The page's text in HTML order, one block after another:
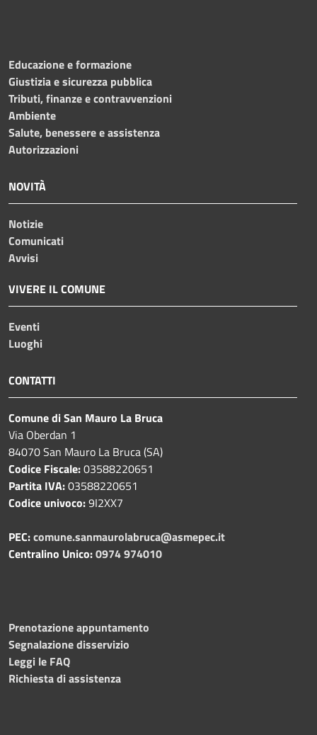
Educazione e formazione
Giustizia e sicurezza pubblica
Tributi, finanze e contravvenzioni
Ambiente
Salute, benessere e assistenza
Autorizzazioni
NOVITÀ
Notizie
Comunicati
Avvisi
VIVERE IL COMUNE
Eventi
Luoghi
CONTATTI
Comune di San Mauro La Bruca
Via Oberdan 1
84070 San Mauro La Bruca (SA)
Codice Fiscale:03588220651
Partita IVA:03588220651
Codice univoco:9I2XX7
PEC:comune.sanmaurolabruca@asmepec.it
Centralino Unico:0974 974010
Prenotazione appuntamento
Segnalazione disservizio
Leggi le FAQ
Richiesta di assistenza